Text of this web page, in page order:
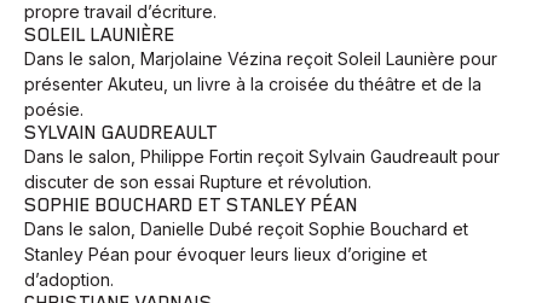
Animaux
propre travail d’écriture.
SOLEIL LAUNIÈRE
Dans le salon, Marjolaine Vézina reçoit Soleil Launière pour
présenter Akuteu, un livre à la croisée du théâtre et de la
poésie.
SYLVAIN GAUDREAULT
Dans le salon, Philippe Fortin reçoit Sylvain Gaudreault pour
discuter de son essai Rupture et révolution.
SOPHIE BOUCHARD ET STANLEY PÉAN
Dans le salon, Danielle Dubé reçoit Sophie Bouchard et
Stanley Péan pour évoquer leurs lieux d’origine et
d’adoption.